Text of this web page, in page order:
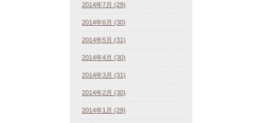
2014年7月 (29)
2014年6月 (30)
2014年5月 (31)
2014年4月 (30)
2014年3月 (31)
2014年2月 (30)
2014年1月 (29)